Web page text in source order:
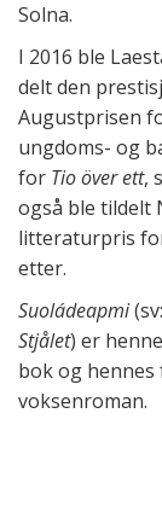
Solna.
I 2016 ble
delt den
Augustprisen
ung­doms- og
for Tio över ett,
også ble til­delt
lit­tera­tur­pris
etter.
Suoládeapmi(sv:
Stjålet) er
bok og hen­nes
vok­sen­roman.